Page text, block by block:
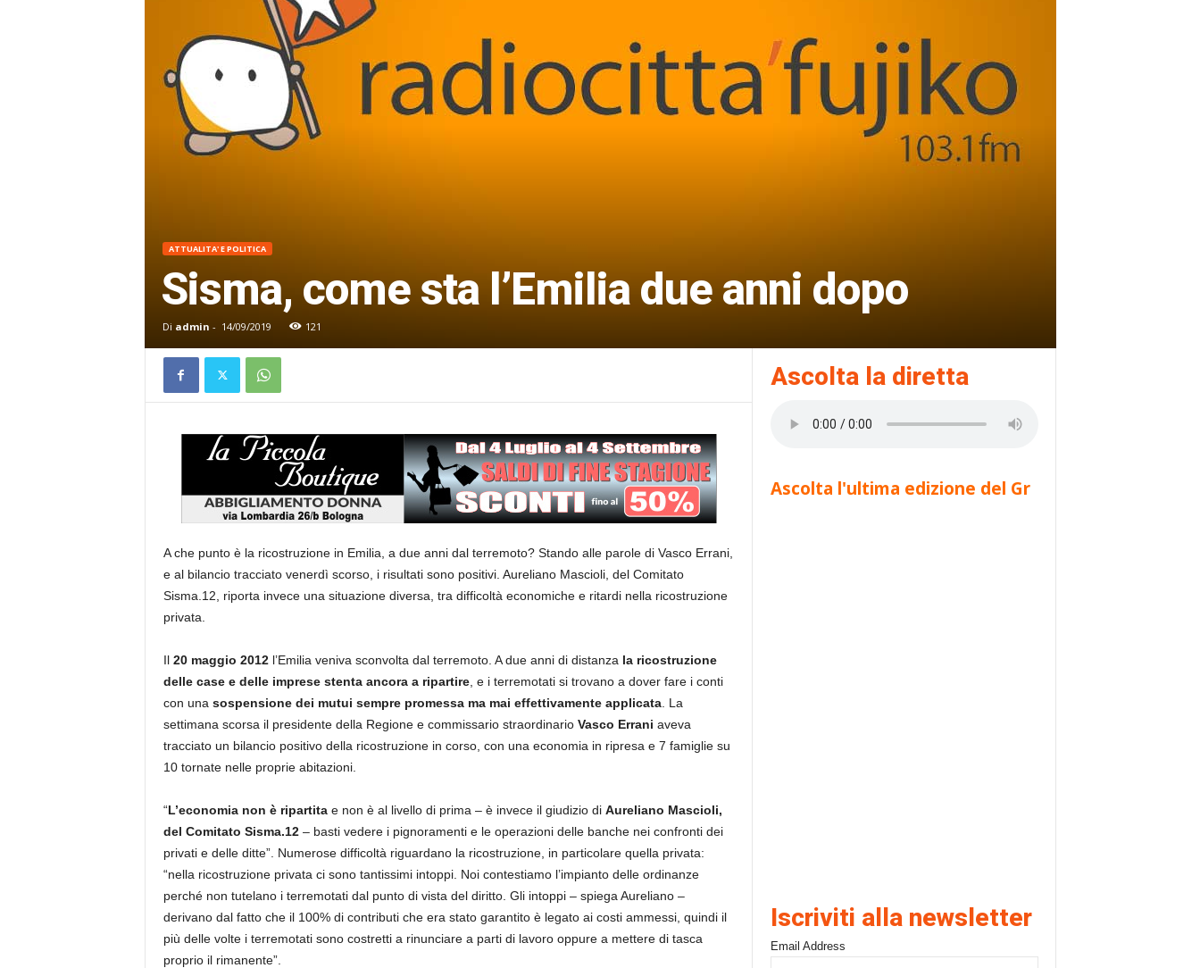
ATTUALITA' E POLITICA
Sisma, come sta l’Emilia due anni dopo
Di admin - 14/09/2019 121
A che punto è la ricostruzione in Emilia, a due anni dal terremoto? Stando alle parole di Vasco Errani,
e al bilancio tracciato venerdì scorso, i risultati sono positivi. Aureliano Mascioli, del Comitato
Sisma.12, riporta invece una situazione diversa, tra difficoltà economiche e ritardi nella ricostruzione
privata.
Il 20 maggio 2012l’Emilia veniva sconvolta dal terremoto. A due anni di distanza la ricostruzione
delle case e delle imprese stenta ancora a ripartire, e i terremotati si trovano a dover fare i conti
con una sospensione dei mutui sempre promessa ma mai effettivamente applicata. La
settimana scorsa il presidente della Regione e commissario straordinario Vasco Errani aveva
tracciato un bilancio positivo della ricostruzione in corso, con una economia in ripresa e 7 famiglie su
10 tornate nelle proprie abitazioni.
“L’economia non è ripartitae non è al livello di prima – è invece il giudizio di Aureliano Mascioli,
del Comitato Sisma.12– basti vedere i pignoramenti e le operazioni delle banche nei confronti dei
privati e delle ditte”. Numerose difficoltà riguardano la ricostruzione, in particolare quella privata:
“nella ricostruzione privata ci sono tantissimi intoppi. Noi contestiamo l’impianto delle ordinanze
perché non tutelano i terremotati dal punto di vista del diritto. Gli intoppi – spiega Aureliano –
derivano dal fatto che il 100% di contributi che era stato garantito è legato ai costi ammessi, quindi il
più delle volte i terremotati sono costretti a rinunciare a parti di lavoro oppure a mettere di tasca
proprio il rimanente”.
Ascolta la diretta
Ascolta l'ultima edizione del Gr
Iscriviti alla newsletter
Email Address